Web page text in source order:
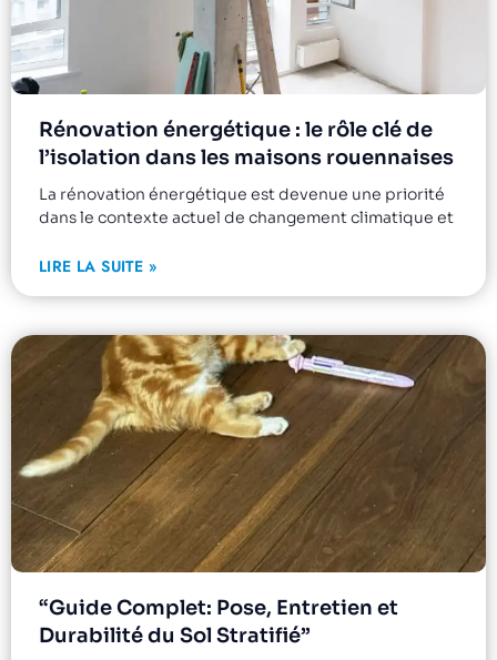
Rénovation énergétique : le rôle clé de
l’isolation dans les maisons rouennaises
La rénovation énergétique est devenue une priorité
dans le contexte actuel de changement climatique et
LIRE LA SUITE »
“Guide Complet: Pose, Entretien et
Durabilité du Sol Stratifié”